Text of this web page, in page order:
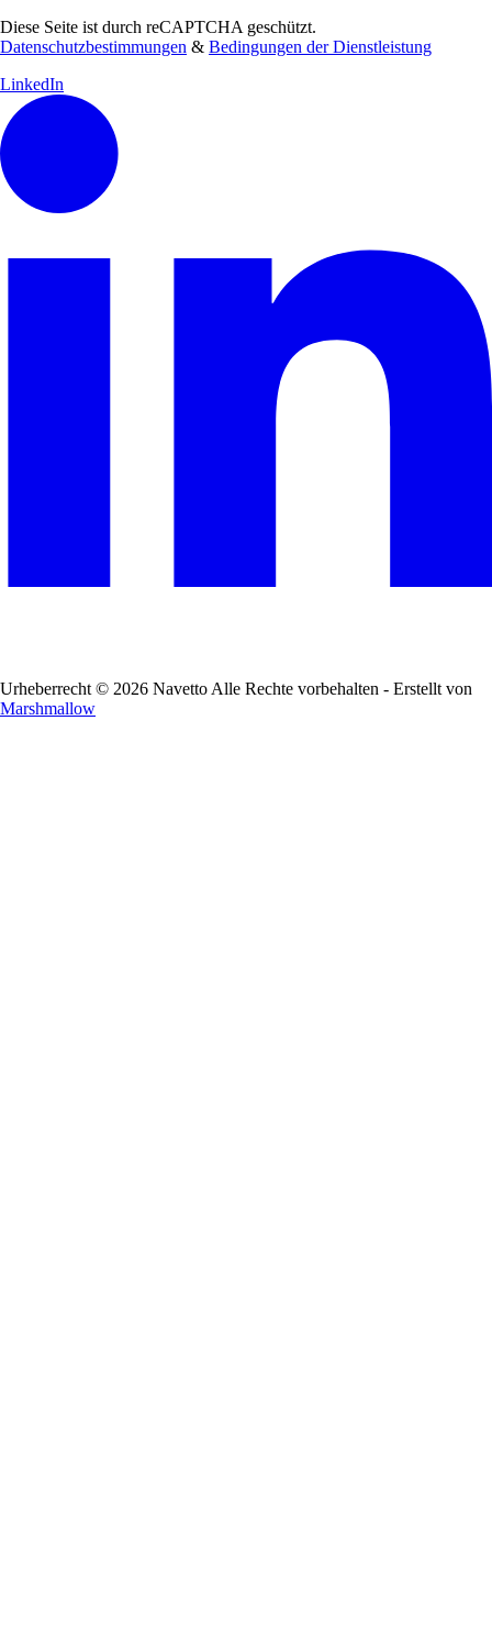
Diese Seite ist durch reCAPTCHA geschützt.
Datenschutzbestimmungen & Bedingungen der Dienstleistung
LinkedIn
Urheberrecht © 2026 Navetto Alle Rechte vorbehalten - Erstellt von
Marshmallow